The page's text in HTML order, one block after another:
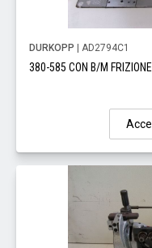
DURKOPP | AD2794C1
380-585 CON B/M